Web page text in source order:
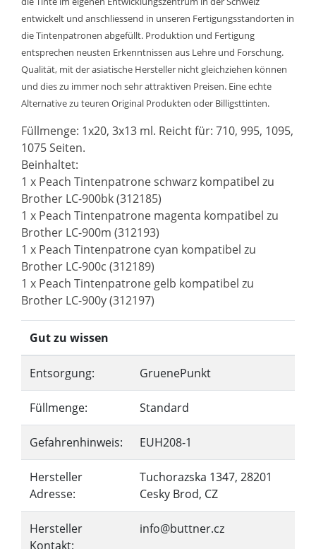
entwickelt und anschliessend in unseren Fertigungsstandorten in
die Tintenpatronen abgefüllt. Produktion und Fertigung
entsprechen neusten Erkenntnissen aus Lehre und Forschung.
Qualität, mit der asiatische Hersteller nicht gleichziehen können
und dies zu immer noch sehr attraktiven Preisen. Eine echte
Alternative zu teuren Original Produkten oder Billigsttinten.
Füllmenge: 1x20, 3x13 ml. Reicht für: 710, 995, 1095,
1075 Seiten.
Beinhaltet:
1 x Peach Tintenpatrone schwarz kompatibel zu
Brother LC-900bk (312185)
1 x Peach Tintenpatrone magenta kompatibel zu
Brother LC-900m (312193)
1 x Peach Tintenpatrone cyan kompatibel zu
Brother LC-900c (312189)
1 x Peach Tintenpatrone gelb kompatibel zu
Brother LC-900y (312197)
Gut zu wissen
Entsorgung: GruenePunkt
Füllmenge: Standard
Gefahrenhinweis: EUH208-1
Hersteller
Adresse:
Tuchorazska 1347, 28201
Cesky Brod, CZ
Hersteller
Kontakt:
info@buttner.cz